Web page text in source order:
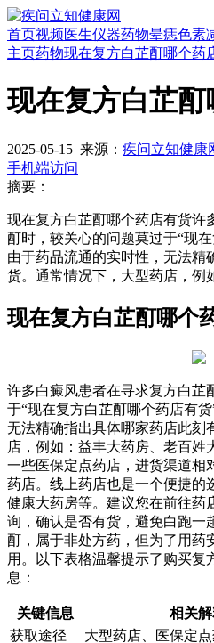
首页视频医生仪器药物晕痣色素
主页药物现在复方白芷酊哪个药
现在复方白芷
2025-05-15 来源： 疾问立知健康
手机端访问
摘要：
现在复方白芷酊哪个药店有货许
酊时，较关心的问题莫过于“现
由于药品流通的实时性，无法精
货。通常情况下，大型药店，例
现在复方白芷酊哪个
许多白癜风患者在寻求复方白芷
于“现在复方白芷酊哪个药店有
无法精确指出具体哪家药店此刻
店，例如：益丰大药房、老百姓
一些医保定点药店，进货渠道相
药店。线上药店也是一个便捷的
健康大药房等。建议您在前往药
询，确认是否有货，避免白跑一
酊，属于非处方药，但为了用药
用。以下表格温馨提示了购买复
息：
关键信息
相关
获取途径
大型药店、医保定